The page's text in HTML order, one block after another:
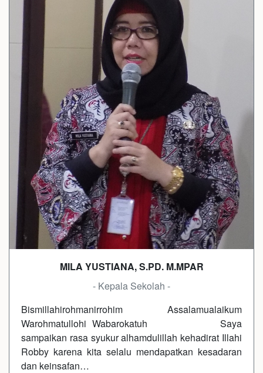
MILA YUSTIANA, S.PD. M.MPAR
- Kepala Sekolah -
Bismillahirohmanirrohim Assalamualaikum
Warohmatullohi Wabarokatuh Saya
sampaikan rasa syukur alhamdulillah kehadirat Illahi
Robby karena kita selalu mendapatkan kesadaran
dan keinsafan…